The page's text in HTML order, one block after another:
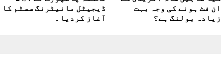
ان فٹ ہونے کی وجہ بہت
زیادہ بولنگ ہے؟
ڈیجیٹل مانیٹرنگ سسٹم کا
آغاز کرديا۔